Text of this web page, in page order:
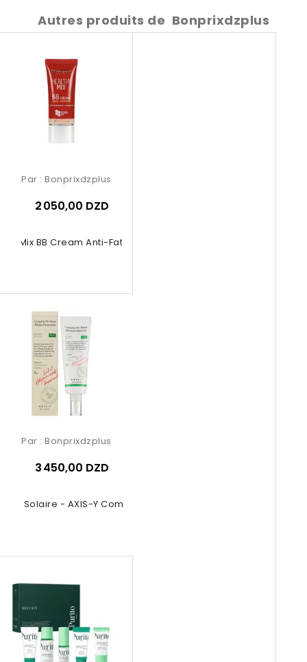
Autres produits de Bonprixdzplus
Mix BB Cream Anti-Fatigue 01...
Par : Bonprixdzplus
2 050,00 DZD
Solaire - AXIS-Y Complete...
Par : Bonprixdzplus
3 450,00 DZD